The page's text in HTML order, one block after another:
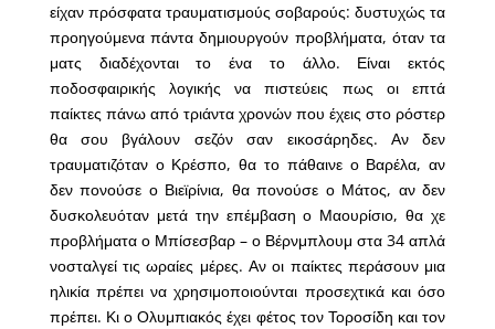
είχαν πρόσφατα τραυματισμούς σοβαρούς: δυστυχώς τα
προηγούμενα πάντα δημιουργούν προβλήματα, όταν τα
ματς διαδέχονται το ένα το άλλο. Είναι εκτός
ποδοσφαιρικής λογικής να πιστεύεις πως οι επτά
παίκτες πάνω από τριάντα χρονών που έχεις στο ρόστερ
θα σου βγάλουν σεζόν σαν εικοσάρηδες. Αν δεν
τραυματιζόταν ο Κρέσπο, θα το πάθαινε ο Βαρέλα, αν
δεν πονούσε ο Βιεϊρίνια, θα πονούσε ο Μάτος, αν δεν
δυσκολευόταν μετά την επέμβαση ο Μαουρίσιο, θα χε
προβλήματα ο Μπίσεσβαρ – ο Βέρνμπλουμ στα 34 απλά
νοσταλγεί τις ωραίες μέρες. Αν οι παίκτες περάσουν μια
ηλικία πρέπει να χρησιμοποιούνται προσεχτικά και όσο
πρέπει. Κι ο Ολυμπιακός έχει φέτος τον Τοροσίδη και τον